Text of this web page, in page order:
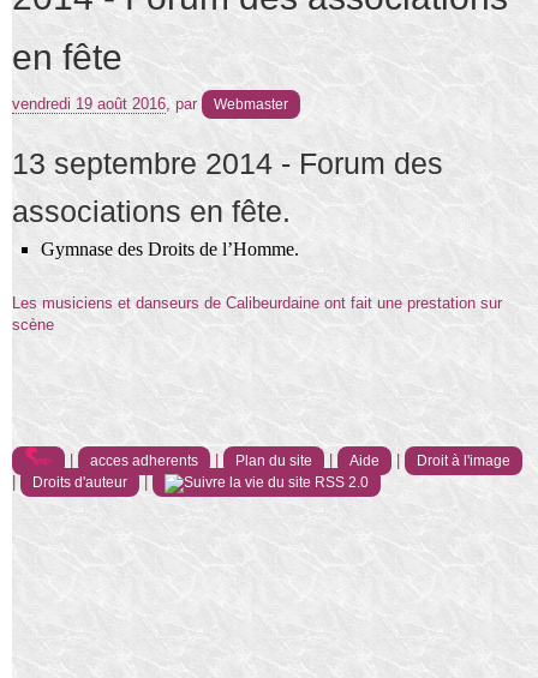
en fête
vendredi 19 août 2016, par Webmaster
13 septembre 2014 - Forum des
associations en fête.
Gymnase des Droits de l’Homme.
Les musiciens et danseurs de Calibeurdaine ont fait une prestation sur
scène
acces adherents Plan du site Aide Droit à l'image
Droits d'auteur RSS 2.0